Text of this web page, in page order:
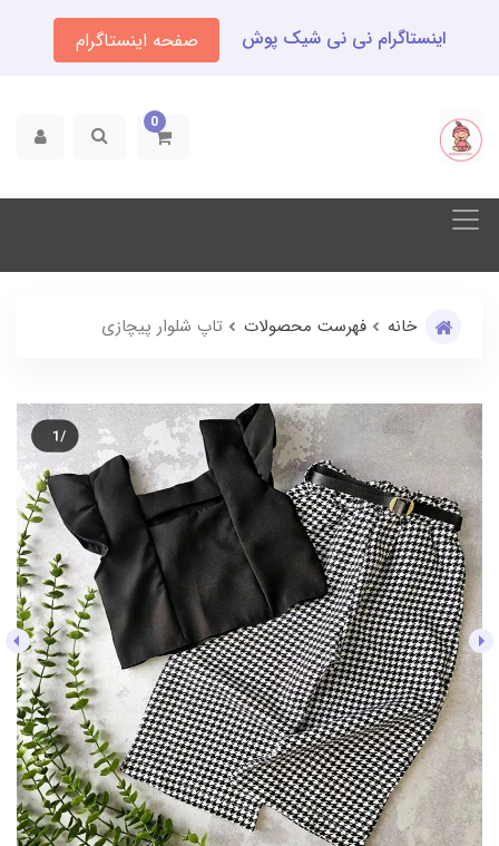
اینستاگرام نی نی شیک پوش صفحه اینستاگرام
0
خانه فهرست محصولات تاپ شلوار پیچازی